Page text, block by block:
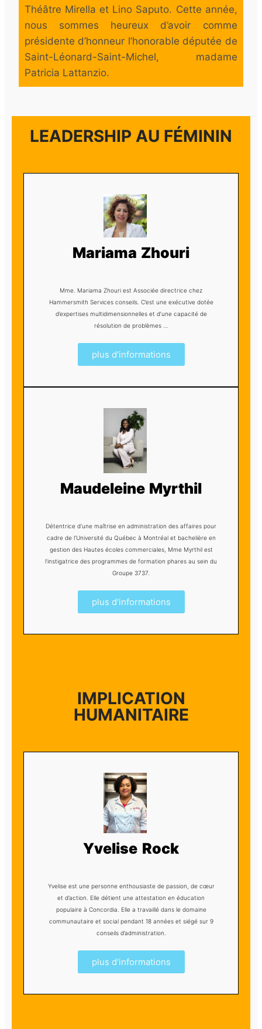
Théâtre Mirella et Lino Saputo. Cette année,
nous sommes heureux d’avoir comme
présidente d’honneur l’honorable députée de
Saint-Léonard-Saint-Michel, madame
Patricia Lattanzio.
LEADERSHIP AU FÉMININ
Mariama Zhouri
Mme. Mariama Zhouri est Associée directrice chez
Hammersmith Services conseils. C’est une exécutive dotée
d’expertises multidimensionnelles et d’une capacité de
résolution de problèmes …
plus d'informations
Maudeleine Myrthil
Détentrice d’une maîtrise en administration des affaires pour
cadre de l’Université du Québec à Montréal et bachelière en
gestion des Hautes écoles commerciales, Mme Myrthil est
l’instigatrice des programmes de formation phares au sein du
Groupe 3737.
plus d'informations
IMPLICATION
HUMANITAIRE
Yvelise Rock
Yvelise est une personne enthousiaste de passion, de cœur
et d’action. Elle détient une attestation en éducation
populaire à Concordia. Elle a travaillé dans le domaine
communautaire et social pendant 18 années et siégé sur 9
conseils d’administration.
plus d'informations